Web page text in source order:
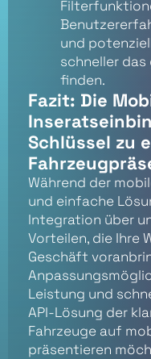
und
schneller
finden.
Fazit: Die
Schlüssel zu
Während der
und einfache
Integration über
Vorteilen, die Ihre
Geschäft
Leistung und
API-Lösung der
Fahrzeuge auf
präsentieren